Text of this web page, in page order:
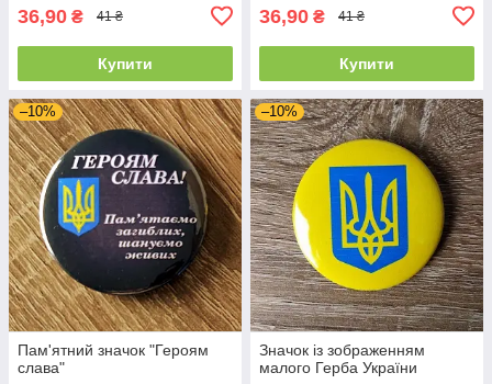
36,90 ₴ 41 ₴
Купити
36,90 ₴ 41 ₴
Купити
–10%
Пам'ятний значок "Героям
слава"
–10%
Значок із зображенням
малого Герба України